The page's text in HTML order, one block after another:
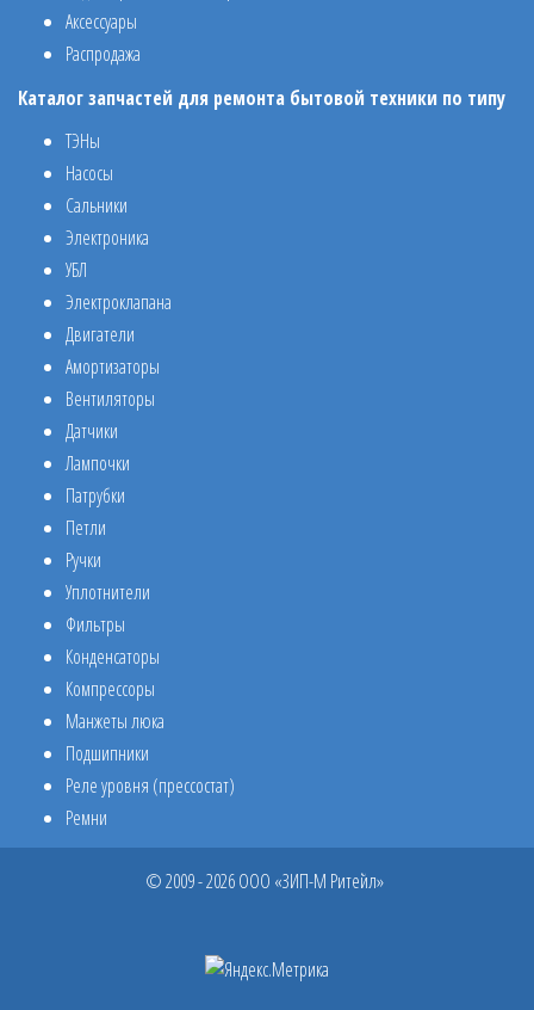
Аксессуары
Распродажа
Каталог запчастей для ремонта бытовой техники по типу
ТЭНы
Насосы
Сальники
Электроника
УБЛ
Электроклапана
Двигатели
Амортизаторы
Вентиляторы
Датчики
Лампочки
Патрубки
Петли
Ручки
Уплотнители
Фильтры
Конденсаторы
Компрессоры
Манжеты люка
Подшипники
Реле уровня (прессостат)
Ремни
© 2009 - 2026 ООО «ЗИП-М Ритейл»